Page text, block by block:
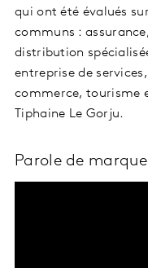
qui ont été évalués
communs :
distribution
entreprise de
commerce, tourisme
Tiphaine Le Gorju.
Parole de marque